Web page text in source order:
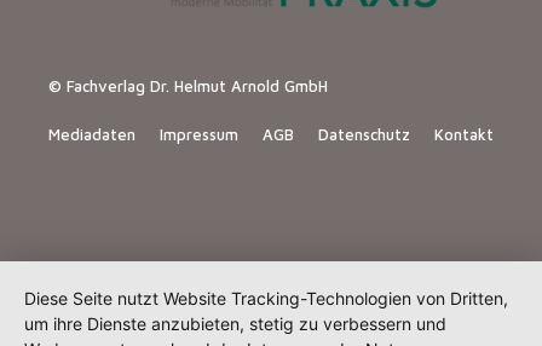
© Fachverlag Dr. Helmut Arnold GmbH
Mediadaten Impressum AGB Datenschutz Kontakt
Diese Seite nutzt Website Tracking-Technologien von Dritten,
um ihre Dienste anzubieten, stetig zu verbessern und